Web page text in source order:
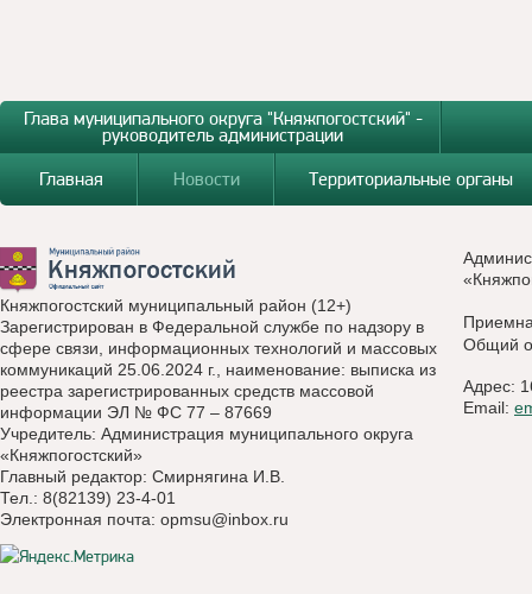
Глава муниципального округа "Княжпогостский" -
руководитель администрации
Главная
Новости Территориальные органы
Княжпогостский муниципальный район (12+)
Зарегистрирован в Федеральной службе по надзору в
сфере связи, информационных технологий и массовых
коммуникаций 25.06.2024 г., наименование: выписка из
реестра зарегистрированных средств массовой
информации ЭЛ № ФС 77 – 87669
Учредитель: Администрация муниципального округа
«Княжпогостский»
Главный редактор: Смирнягина И.В.
Тел.: 8(82139) 23-4-01
Электронная почта: opmsu@inbox.ru
Общий
Адрес:
Email: